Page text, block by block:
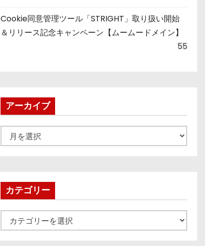
Cookie同意管理ツール「STRIGHT」取り扱い開始
＆リリース記念キャンペーン【ムームードメイン】
55
アーカイブ
ー
ブカテゴリー
テ